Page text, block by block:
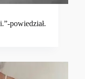
powiedział.